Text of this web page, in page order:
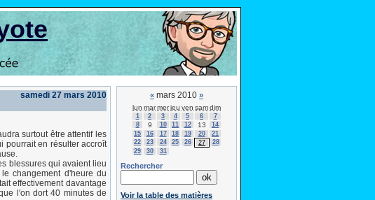
samedi 27 mars 2010
surtout être attentif les
pourrait en résulter accroît
blessures qui avaient lieu
changement d'heure du
effectivement davantage
l'on dort 40 minutes de
« mars 2010 »
lun marmerjeu ven samdim
1 2 3 4 5 6
7
8
9 10 11 12 13
14
15
16 17 18 19 20
21
22
23 24 25 26 27
28
29
30 31
Rechercher
Voir la table des matières